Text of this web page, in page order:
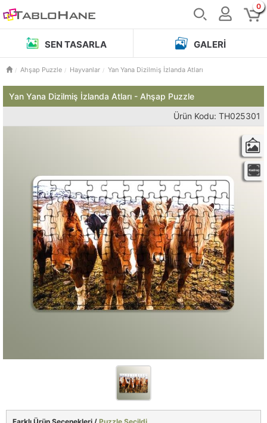
0
SEN TASARLA GALERI
Ahşap Puzzle Hayvanlar Yan Yana Dizilmiş İzlanda Atları
Yan Yana Dizilmiş İzlanda Atları - Ahşap Puzzle
Ürün Kodu: TH025301